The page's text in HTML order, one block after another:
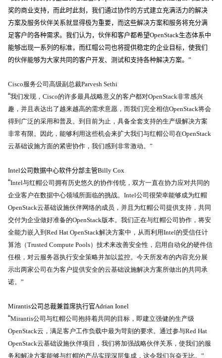
奖的商业支持，而此时此刻，我们通过协作的方式建立充满活力的解决
方案及服务伙伴关系就显得极为重要，而这些解决方案和服务将充分满
足客户的各种需求。我们认为，伙伴和客户都希望OpenStack生态体系中
能够出现一系列的标准，而红帽公司也将提供稳定的企业目标，使我们
的伙伴能够为大家共同的客户开发、测试和支持各种解决方案。”
Cisco服务公司高级副总裁Parvesh Sethi
“我们发现， Cisco的许多最具战略意义的客户都对OpenStack非常感兴
趣，并且表达出了越来越高的需求意愿，而我们完全相信OpenStack将会
得到广泛的采用和普及。到目前为止，具备全套支持的生产级解决方案
非常有限。因此，能够利用这些机会来扩大我们与红帽公司在OpenStack
云基础设施方面的紧密协作，我们感到非常激动。”
Intel公司数据中心软件分部主管Billy Cox
“Intel与红帽公司拥有历史悠久的协作传统，双方一直在协力应对共同的
企业客户在数据中心领域所面临的挑战。 Intel公司很荣幸能够成为红帽
OpenStack云基础设施伙伴网络的成员，并且为红帽公司提供支持，共同
交付为企业做好准备的OpenStack版本。我们正在与红帽公司协作，将安
全能力嵌入到 Red Hat OpenStack解决方案中，从而利用Intel的受信任计
算池（Trusted Compute Pools）技术来改善安全性，启用自动化的硬件信
任根，对云服务器执行安全策略并加以监控。今天所发布的内容充分展
示出两家公司在为客户提供安全的云基础设施解决方案所做出的共同承
诺。”
Mirantis公司总裁兼首席执行官Adrian Ionel
“Mirantis公司与红帽公司抱持着共同的目标，即建立强健的生产级
OpenStack云，满足客户工作负载中最为苛刻的要求。通过参与Red Hat
OpenStack云基础设施伙伴项目，我们将加强战略伙伴关系，使我们的服
务和解决方案能够与红帽的产品实现深层集成，这令我们兴奋无比。”